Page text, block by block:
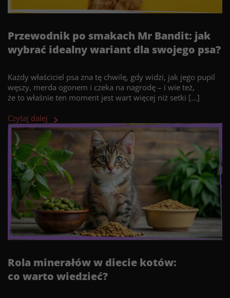
Przewodnik po smakach Mr Bandit: jak
wybrać idealny wariant dla swojego psa?
Każdy właściciel psa zna tę chwilę, gdy widzi, jak jego pupil
węszy, merda ogonem i czeka na nagrodę – i wie też,
że to właśnie ten moment jest wart więcej niż setki […]
Czytaj dalej
Rola minerałów w diecie kotów:
co warto wiedzieć?